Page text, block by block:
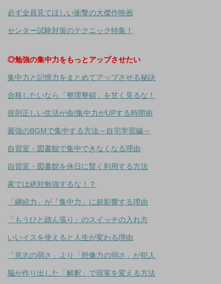
必ず全員見てほしい衝撃の大傑作映画
センター試験対策のテクニック特集！
◎勉強の集中力をもっとアップさせたい
集中力と記憶力をまとめてアップさせる秘訣
合格したいなら「整理整頓」を甘く見るな！
規則正しい生活が命!集中力がUPする時間術
最強のBGMで集中する方法～自宅学習編～
自習室・図書館で集中できなくなる理由
自習室・図書館を休日に賢く利用する方法
家では絶対勉強するな！？
「継続力」が「集中力」に超影響する理由
「もうひと踏ん張り」のスイッチの入れ方
いいイスを使えると人生が変わる理由
「意志の弱さ」より「想像力の弱さ」が犯人
脳が作り出した「解釈」で現実を変える方法